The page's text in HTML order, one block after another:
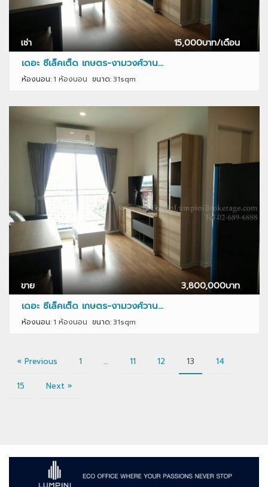
เช่า 15,000บาท/เดือน
เดอะ ซีเล็คเต็ด เกษตร-งามวงศ์วาน...
ห้องนอน:1 ห้องนอน ขนาด:31sqm
ขาย 3,800,000บาท
เดอะ ซีเล็คเต็ด เกษตร-งามวงศ์วาน...
ห้องนอน:1 ห้องนอน ขนาด:31sqm
« Previous 1 … 11 12 13 14
15 Next »